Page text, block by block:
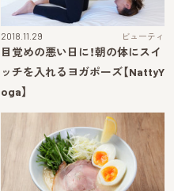
2018.11.29 ビューティ
目覚めの悪い日に！朝の体にスイ
ッチを入れるヨガポーズ【NattyY
oga】